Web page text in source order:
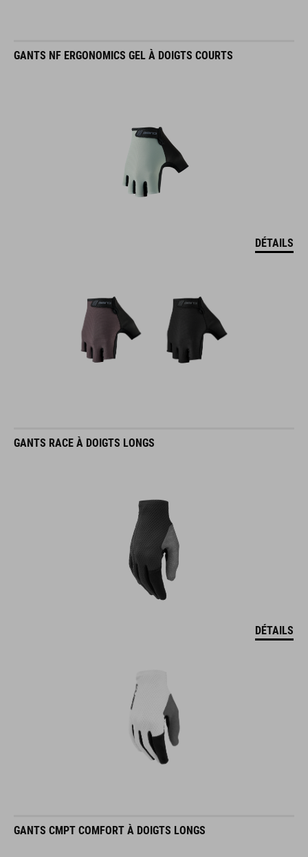
GANTS NF ERGONOMICS GEL À DOIGTS COURTS
DÉTAILS
GANTS RACE À DOIGTS LONGS
DÉTAILS
GANTS CMPT COMFORT À DOIGTS LONGS